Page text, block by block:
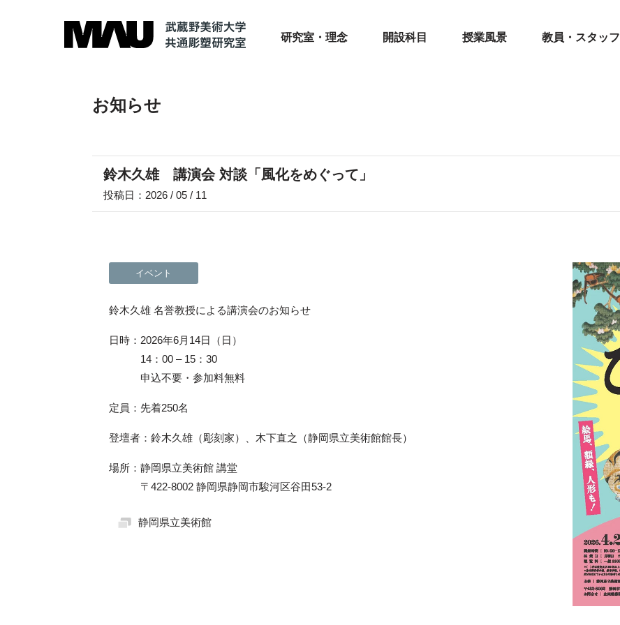
研究室・理念 開設科目 授業風景 教員・スタッフ
お知らせ
鈴木久雄 講演会 対談「風化をめぐって」
投稿日：2026 / 05 / 11
イベント
鈴木久雄 名誉教授による講演会のお知らせ
日時：2026年6月14日（日）
14：00 – 15：30
申込不要・参加料無料
定員：先着250名
登壇者：鈴木久雄（彫刻家）、木下直之（静岡県立美術館館長）
場所：静岡県立美術館 講堂
〒422-8002 静岡県静岡市駿河区谷田53-2
静岡県立美術館